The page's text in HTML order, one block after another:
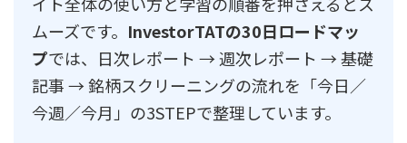
ムーズです。 InvestorTATの30日ロードマッ
プでは、日次レポート → 週次レポート → 基礎
記事 → 銘柄スクリーニングの流れを「今日／
今週／今月」の3STEPで整理しています。